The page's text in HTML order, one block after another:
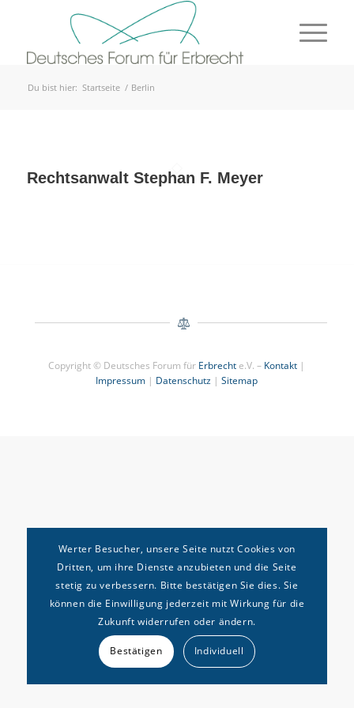
Du bist hier: Startseite / Berlin
Rechtsanwalt Stephan F. Meyer
Copyright © Deutsches Forum für Erbrecht e.V. – Kontakt |
Impressum | Datenschutz |Sitemap
Werter Besucher, unsere Seite nutzt Cookies von
Dritten, um ihre Dienste anzubieten und die Seite
stetig zu verbessern. Bitte bestätigen Sie dies. Sie
können die Einwilligung jederzeit mit Wirkung für die
Zukunft widerrufen oder ändern.
Bestätigen Individuell